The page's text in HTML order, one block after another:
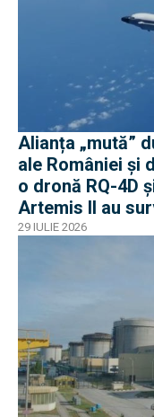
Alianța „mută”
ale României și
o dronă RQ-4D
Artemis II au
29 IULIE 2026